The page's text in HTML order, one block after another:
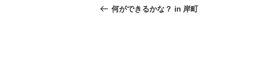
稿
去
何ができるかな？ in 岸町